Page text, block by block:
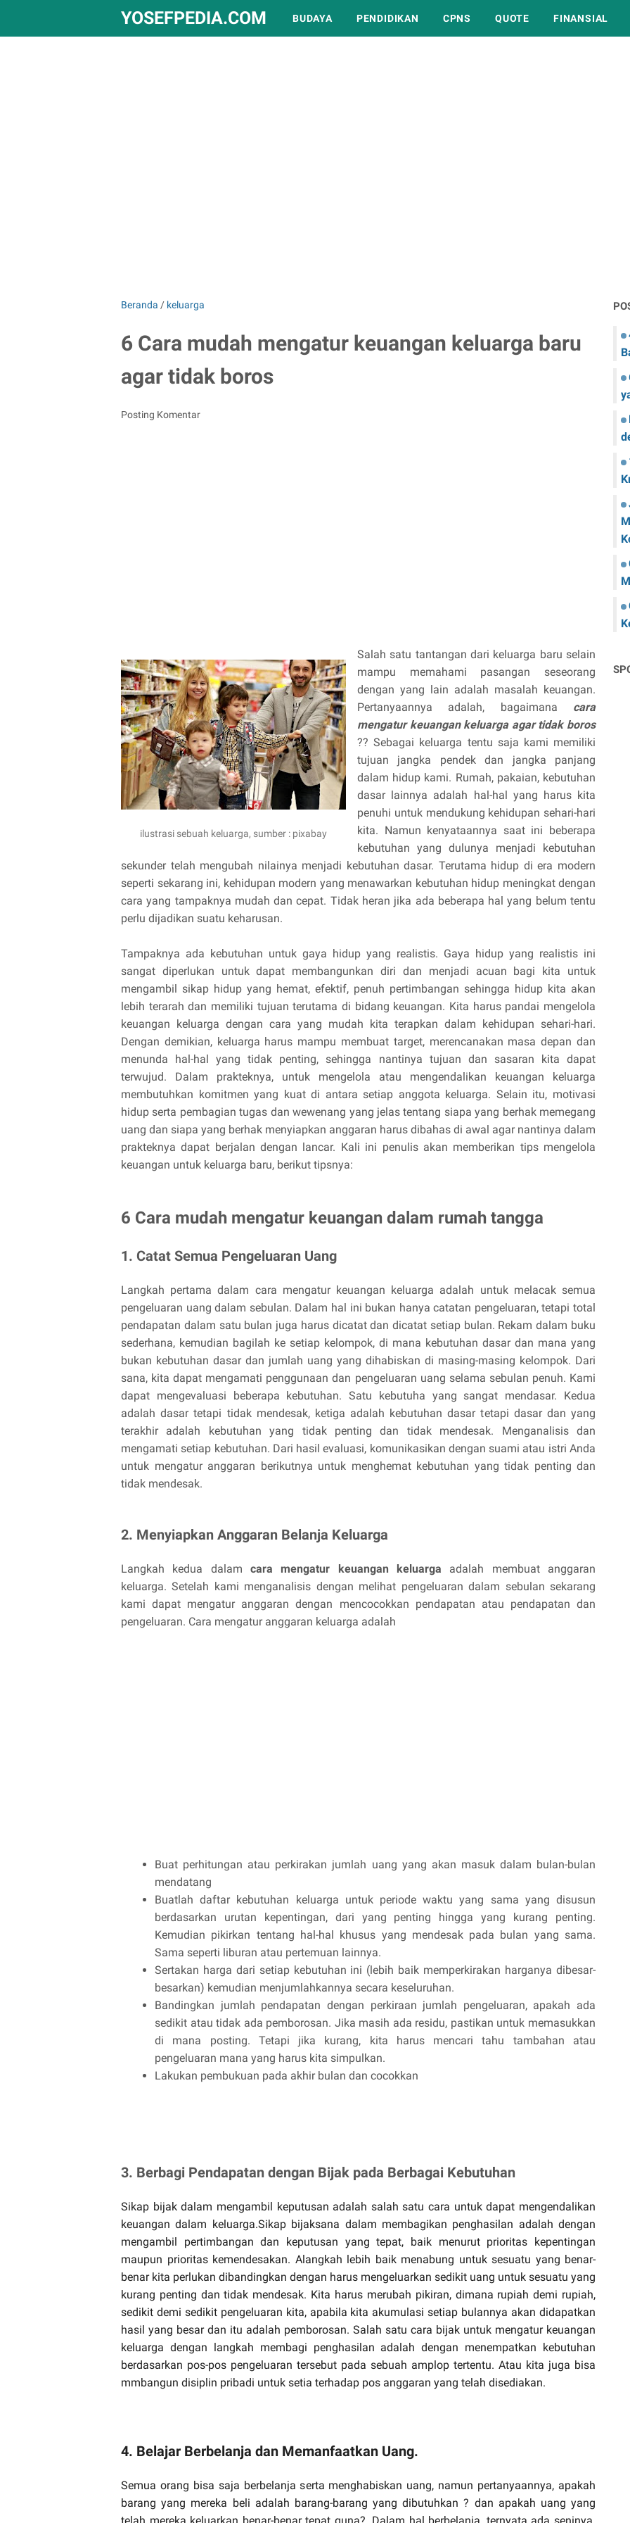
YOSEFPEDIA.COM BUDAYA PENDIDIKAN CPNS QUOTE FINANSIAL
Beranda / keluarga
6 Cara mudah mengatur keuangan keluarga baru
agar tidak boros
Posting Komentar
ilustrasi sebuah keluarga, sumber : pixabay
Salah satu tantangan dari keluarga baru selain
mampu memahami pasangan seseorang
dengan yang lain adalah masalah keuangan.
Pertanyaannya adalah, bagaimana cara
mengatur keuangan keluarga agar tidak boros
?? Sebagai keluarga tentu saja kami memiliki
tujuan jangka pendek dan jangka panjang
dalam hidup kami. Rumah, pakaian, kebutuhan
dasar lainnya adalah hal-hal yang harus kita
penuhi untuk mendukung kehidupan sehari-hari
kita. Namun kenyataannya saat ini beberapa
kebutuhan yang dulunya menjadi kebutuhan
sekunder telah mengubah nilainya menjadi kebutuhan dasar. Terutama hidup di era modern
seperti sekarang ini, kehidupan modern yang menawarkan kebutuhan hidup meningkat dengan
cara yang tampaknya mudah dan cepat. Tidak heran jika ada beberapa hal yang belum tentu
perlu dijadikan suatu keharusan.
Tampaknya ada kebutuhan untuk gaya hidup yang realistis. Gaya hidup yang realistis ini
sangat diperlukan untuk dapat membangunkan diri dan menjadi acuan bagi kita untuk
mengambil sikap hidup yang hemat, efektif, penuh pertimbangan sehingga hidup kita akan
lebih terarah dan memiliki tujuan terutama di bidang keuangan. Kita harus pandai mengelola
keuangan keluarga dengan cara yang mudah kita terapkan dalam kehidupan sehari-hari.
Dengan demikian, keluarga harus mampu membuat target, merencanakan masa depan dan
menunda hal-hal yang tidak penting, sehingga nantinya tujuan dan sasaran kita dapat
terwujud. Dalam prakteknya, untuk mengelola atau mengendalikan keuangan keluarga
membutuhkan komitmen yang kuat di antara setiap anggota keluarga. Selain itu, motivasi
hidup serta pembagian tugas dan wewenang yang jelas tentang siapa yang berhak memegang
uang dan siapa yang berhak menyiapkan anggaran harus dibahas di awal agar nantinya dalam
prakteknya dapat berjalan dengan lancar. Kali ini penulis akan memberikan tips mengelola
keuangan untuk keluarga baru, berikut tipsnya:
6 Cara mudah mengatur keuangan dalam rumah tangga
1. Catat Semua Pengeluaran Uang
Langkah pertama dalam cara mengatur keuangan keluarga adalah untuk melacak semua
pengeluaran uang dalam sebulan. Dalam hal ini bukan hanya catatan pengeluaran, tetapi total
pendapatan dalam satu bulan juga harus dicatat dan dicatat setiap bulan. Rekam dalam buku
sederhana, kemudian bagilah ke setiap kelompok, di mana kebutuhan dasar dan mana yang
bukan kebutuhan dasar dan jumlah uang yang dihabiskan di masing-masing kelompok. Dari
sana, kita dapat mengamati penggunaan dan pengeluaran uang selama sebulan penuh. Kami
dapat mengevaluasi beberapa kebutuhan. Satu kebutuha yang sangat mendasar. Kedua
adalah dasar tetapi tidak mendesak, ketiga adalah kebutuhan dasar tetapi dasar dan yang
terakhir adalah kebutuhan yang tidak penting dan tidak mendesak. Menganalisis dan
mengamati setiap kebutuhan. Dari hasil evaluasi, komunikasikan dengan suami atau istri Anda
untuk mengatur anggaran berikutnya untuk menghemat kebutuhan yang tidak penting dan
tidak mendesak.
2. Menyiapkan Anggaran Belanja Keluarga
Langkah kedua dalam cara mengatur keuangan keluarga adalah membuat anggaran
keluarga. Setelah kami menganalisis dengan melihat pengeluaran dalam sebulan sekarang
kami dapat mengatur anggaran dengan mencocokkan pendapatan atau pendapatan dan
pengeluaran. Cara mengatur anggaran keluarga adalah
Buat perhitungan atau perkirakan jumlah uang yang akan masuk dalam bulan-bulan
mendatang
Buatlah daftar kebutuhan keluarga untuk periode waktu yang sama yang disusun
berdasarkan urutan kepentingan, dari yang penting hingga yang kurang penting.
Kemudian pikirkan tentang hal-hal khusus yang mendesak pada bulan yang sama.
Sama seperti liburan atau pertemuan lainnya.
Sertakan harga dari setiap kebutuhan ini (lebih baik memperkirakan harganya dibesar-
besarkan) kemudian menjumlahkannya secara keseluruhan.
Bandingkan jumlah pendapatan dengan perkiraan jumlah pengeluaran, apakah ada
sedikit atau tidak ada pemborosan. Jika masih ada residu, pastikan untuk memasukkan
di mana posting. Tetapi jika kurang, kita harus mencari tahu tambahan atau
pengeluaran mana yang harus kita simpulkan.
Lakukan pembukuan pada akhir bulan dan cocokkan
3. Berbagi Pendapatan dengan Bijak pada Berbagai Kebutuhan
Sikap bijak dalam mengambil keputusan adalah salah satu cara untuk dapat mengendalikan
keuangan dalam keluarga.Sikap bijaksana dalam membagikan penghasilan adalah dengan
mengambil pertimbangan dan keputusan yang tepat, baik menurut prioritas kepentingan
maupun prioritas kemendesakan. Alangkah lebih baik menabung untuk sesuatu yang benar-
benar kita perlukan dibandingkan dengan harus mengeluarkan sedikit uang untuk sesuatu yang
kurang penting dan tidak mendesak. Kita harus merubah pikiran, dimana rupiah demi rupiah,
sedikit demi sedikit pengeluaran kita, apabila kita akumulasi setiap bulannya akan didapatkan
hasil yang besar dan itu adalah pemborosan. Salah satu cara bijak untuk mengatur keuangan
keluarga dengan langkah membagi penghasilan adalah dengan menempatkan kebutuhan
berdasarkan pos-pos pengeluaran tersebut pada sebuah amplop tertentu. Atau kita juga bisa
mmbangun disiplin pribadi untuk setia terhadap pos anggaran yang telah disediakan.
4. Belajar Berbelanja dan Memanfaatkan Uang.
Semua orang bisa saja berbelanja serta menghabiskan uang, namun pertanyaannya, apakah
barang yang mereka beli adalah barang-barang yang dibutuhkan ? dan apakah uang yang
telah mereka keluarkan benar-benar tepat guna?. Dalam hal berbelanja, ternyata ada seninya.